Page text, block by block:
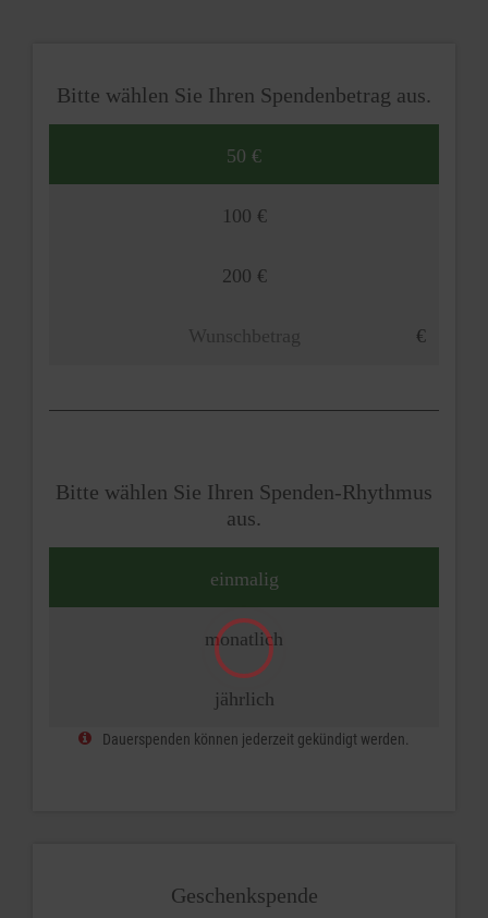
Bitte wählen Sie Ihren Spendenbetrag aus.
50 €
100 €
200 €
Bitte wählen Sie Ihren Spenden-Rhythmus
aus.
einmalig
monatlich
jährlich
Dauerspenden können jederzeit gekündigt werden.
Geschenkspende